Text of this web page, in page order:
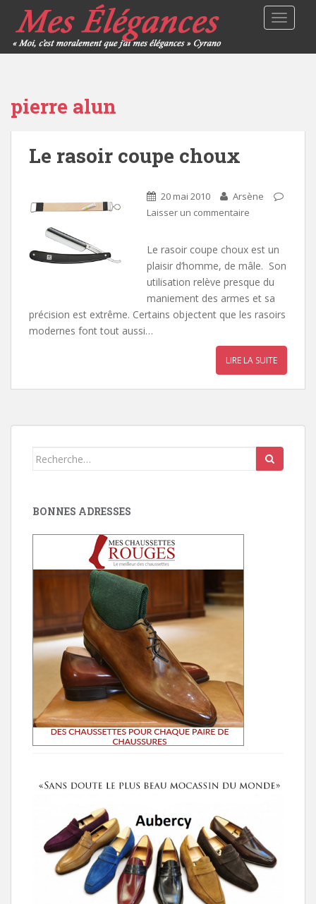
pierre alun
Le rasoir coupe choux
20 mai 2010
Arsène
Laisser un commentaire
Le rasoir coupe choux est un
plaisir d’homme, de mâle. Son
utilisation relève presque du
maniement des armes et sa
précision est extrême. Certains objectent que les rasoirs
modernes font tout aussi…
LIRE LA SUITE
Search
BONNES ADRESSES